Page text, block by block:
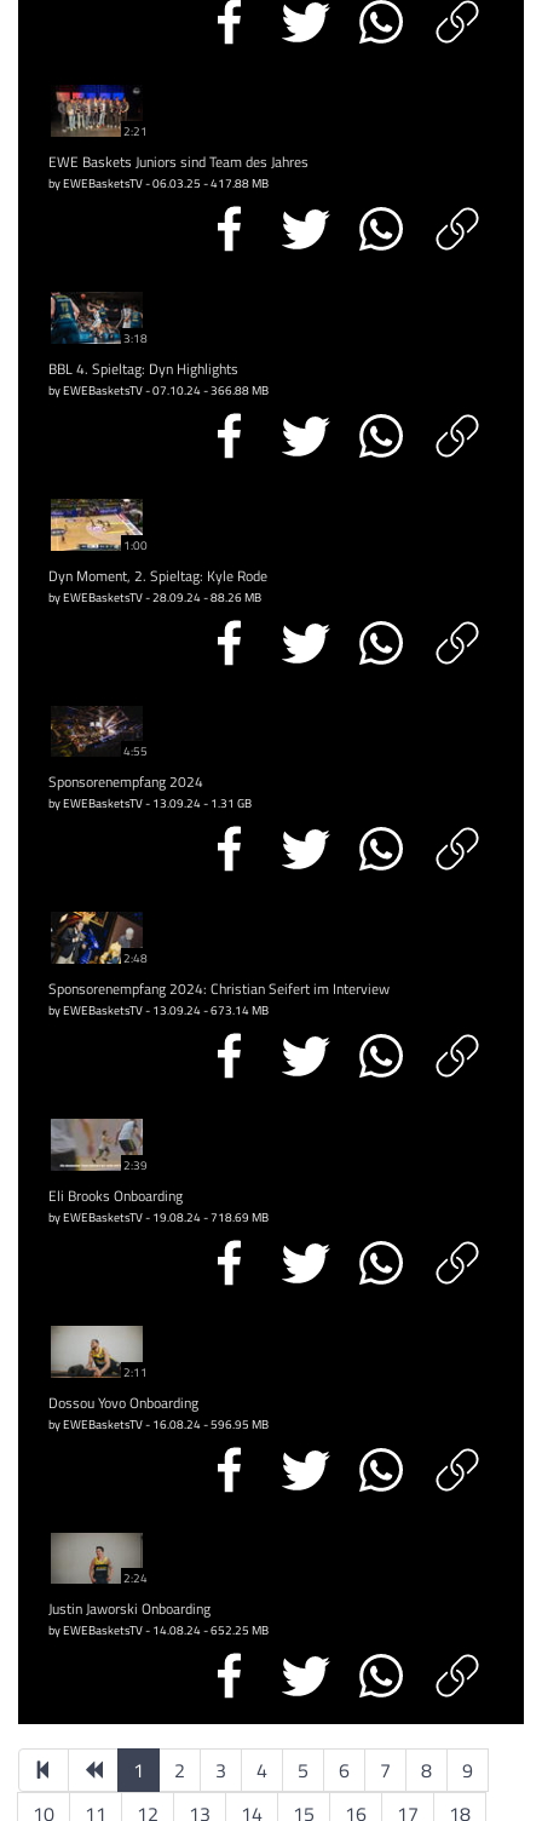
2:21
EWE Baskets Juniors sind Team des Jahres
by EWEBasketsTV - 06.03.25 - 417.88 MB
3:18
BBL 4. Spieltag: Dyn Highlights
by EWEBasketsTV - 07.10.24 - 366.88 MB
1:00
Dyn Moment, 2. Spieltag: Kyle Rode
by EWEBasketsTV - 28.09.24 - 88.26 MB
4:55
Sponsorenempfang 2024
by EWEBasketsTV - 13.09.24 - 1.31 GB
2:48
Sponsorenempfang 2024: Christian Seifert im Interview
by EWEBasketsTV - 13.09.24 - 673.14 MB
2:39
Eli Brooks Onboarding
by EWEBasketsTV - 19.08.24 - 718.69 MB
2:11
Dossou Yovo Onboarding
by EWEBasketsTV - 16.08.24 - 596.95 MB
2:24
Justin Jaworski Onboarding
by EWEBasketsTV - 14.08.24 - 652.25 MB
1 2 3 4 5 6 7 8
9
10
11 12 13 14 15 16 17 18